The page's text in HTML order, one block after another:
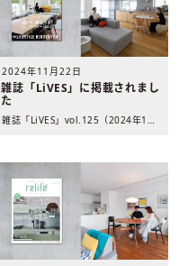
2024年11月22日
雑誌「LiVES」に掲載されまし
た